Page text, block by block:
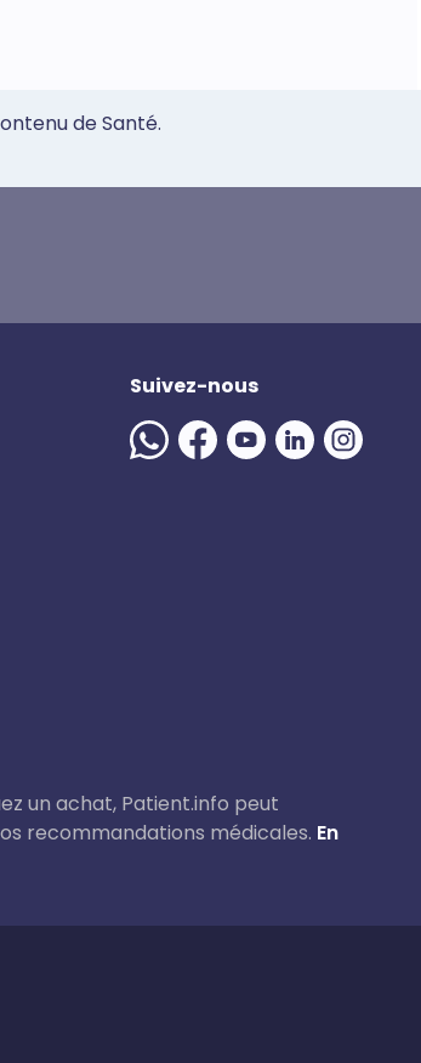
de Santé.
Suivez-nous
un achat, Patient.info peut
recommandations médicales. En